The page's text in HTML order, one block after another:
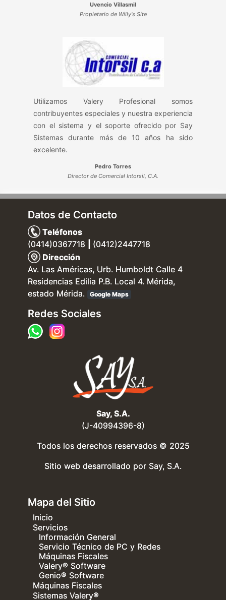
Uvencio Villasmil
Propietario de Willy's Site
Utilizamos Valery Profesional somos
contribuyentes especiales y nuestra experiencia
con el sistema y el soporte ofrecido por Say
Sistemas durante más de 10 años ha sido
excelente.
Pedro Torres
Director de Comercial Intorsil, C.A.
Datos de Contacto
Teléfonos
(0414)0367718
(0412)2447718
Dirección
Av. Las Américas, Urb. Humboldt Calle 4
Residencias Edilia P.B. Local 4. Mérida,
estado Mérida.
Google Maps
Redes Sociales
Say, S.A.
(J-40994396-8)
Todos los derechos reservados © 2025
Sitio web desarrollado por Say, S.A.
Mapa del Sitio
Inicio
Servicios
Información General
Servicio Técnico de PC y Redes
Máquinas Fiscales
Valery® Software
Genio® Software
Máquinas Fiscales
Sistemas Valery®